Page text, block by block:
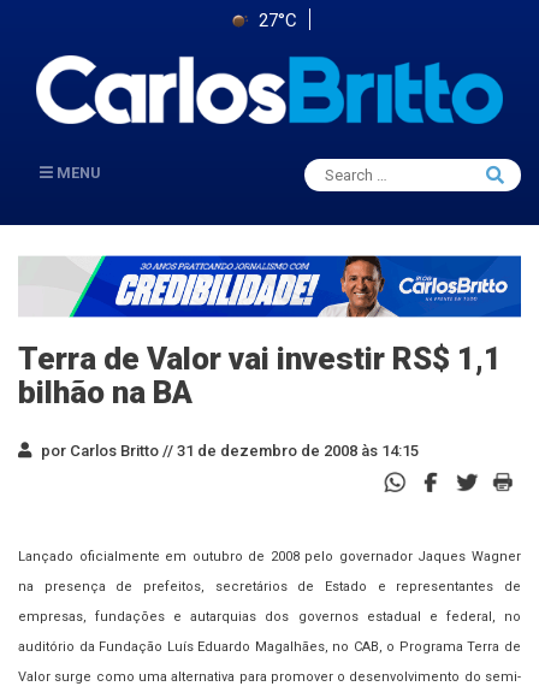
27°C
MENU
Search
for:
Search
Terra de Valor vai investir RS$ 1,1
bilhão na BA
por Carlos Britto // 31 de dezembro de 2008 às 14:15
Lançado oficialmente em outubro de 2008 pelo governador Jaques Wagner
na presença de prefeitos, secretários de Estado e representantes de
empresas, fundações e autarquias dos governos estadual e federal, no
auditório da Fundação Luís Eduardo Magalhães, no CAB, o Programa Terra de
Valor surge como uma alternativa para promover o desenvolvimento do semi-